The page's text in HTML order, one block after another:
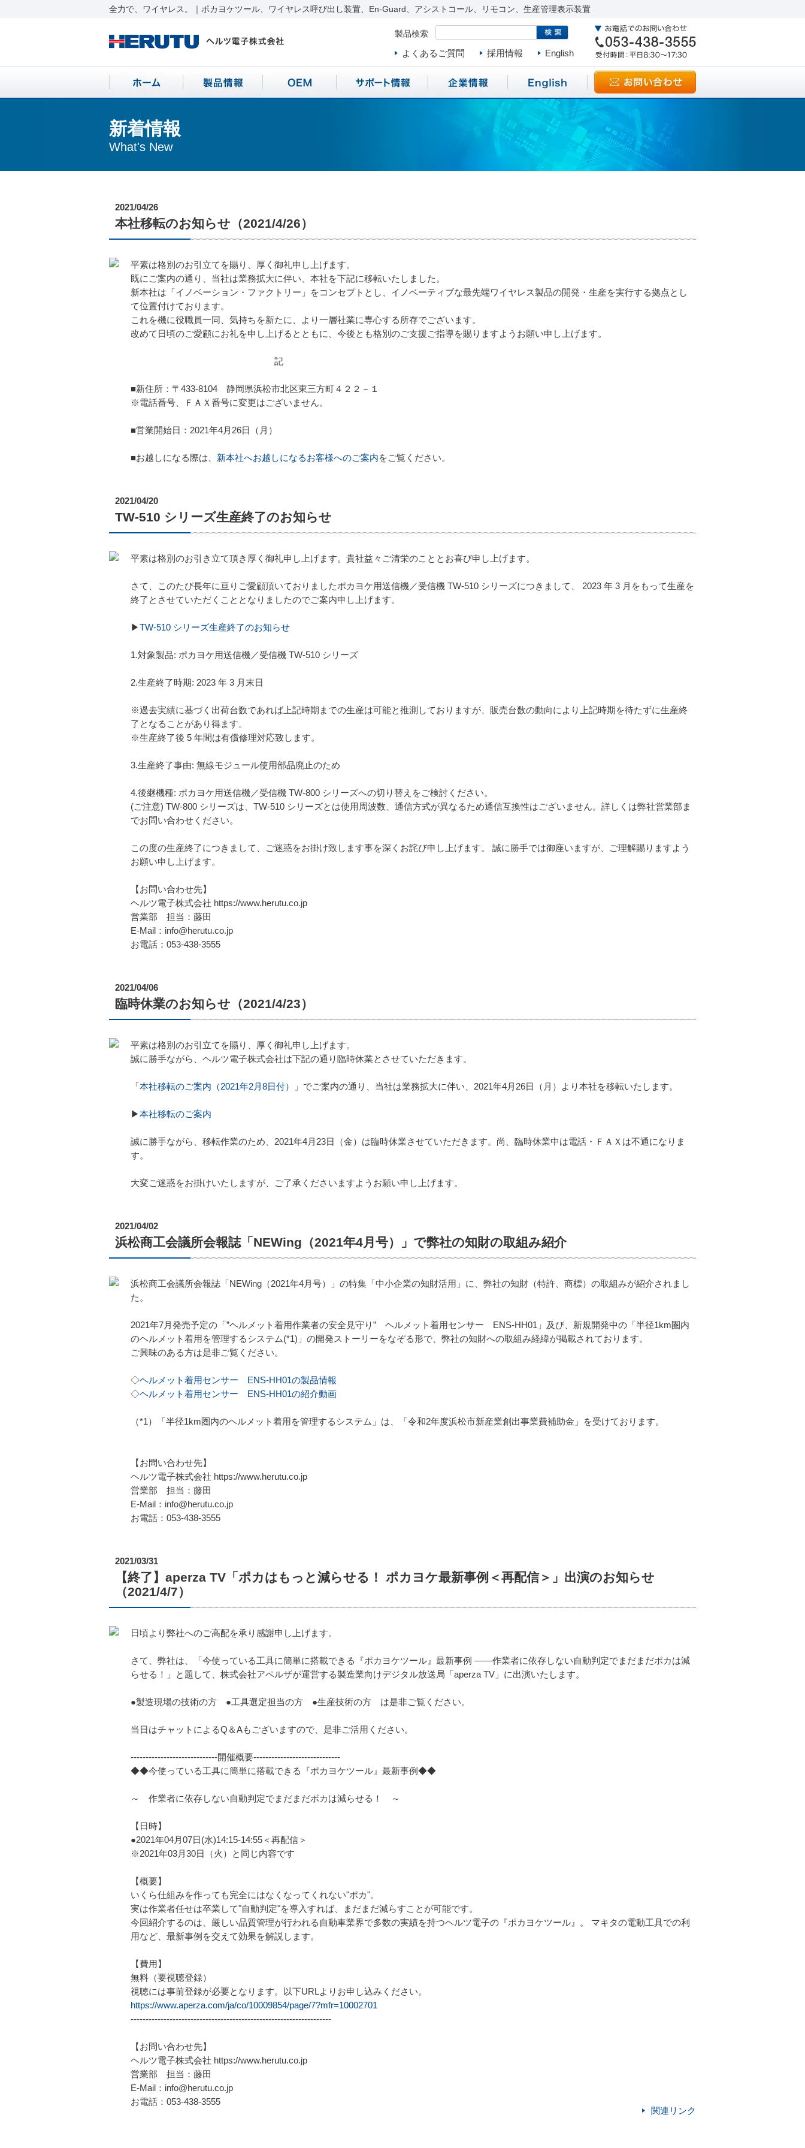
全力で、ワイヤレス。｜ポカヨケツール、ワイヤレス呼び出し装置、En-Guard、アシストコール、リモコン、生産管理表示装置
製品検索
よくあるご質問 採用情報 English
新着情報
What's New
2021/04/26
本社移転のお知らせ（2021/4/26）
平素は格別のお引立てを賜り、厚く御礼申し上げます。
既にご案内の通り、当社は業務拡大に伴い、本社を下記に移転いたしました。
新本社は「イノベーション・ファクトリー」をコンセプトとし、イノベーティブな最先端ワイヤレス製品の開発・生産を実行する拠点とし
て位置付けております。
これを機に役職員一同、気持ちを新たに、より一層社業に専心する所存でございます。
改めて日頃のご愛顧にお礼を申し上げるとともに、今後とも格別のご支援ご指導を賜りますようお願い申し上げます。
記
■新住所：〒433-8104 静岡県浜松市北区東三方町４２２－１
※電話番号、ＦＡＸ番号に変更はございません。
■営業開始日：2021年4月26日（月）
■お越しになる際は、 新本社へお越しになるお客様へのご案内をご覧ください。
2021/04/20
TW-510 シリーズ生産終了のお知らせ
平素は格別のお引き立て頂き厚く御礼申し上げます。貴社益々ご清栄のこととお喜び申し上げます。
さて、このたび長年に亘りご愛顧頂いておりましたポカヨケ用送信機／受信機 TW-510 シリーズにつきまして、 2023 年 3 月をもって生産を
終了とさせていただくこととなりましたのでご案内申し上げます。
▶TW-510 シリーズ生産終了のお知らせ
1.対象製品: ポカヨケ用送信機／受信機 TW-510 シリーズ
2.生産終了時期: 2023 年 3 月末日
※過去実績に基づく出荷台数であれば上記時期までの生産は可能と推測しておりますが、販売台数の動向により上記時期を待たずに生産終
了となることがあり得ます。
※生産終了後 5 年間は有償修理対応致します。
3.生産終了事由: 無線モジュール使用部品廃止のため
4.後継機種: ポカヨケ用送信機／受信機 TW-800 シリーズへの切り替えをご検討ください。
(ご注意) TW-800 シリーズは、TW-510 シリーズとは使用周波数、通信方式が異なるため通信互換性はございません。詳しくは弊社営業部ま
でお問い合わせください。
この度の生産終了につきまして、ご迷惑をお掛け致します事を深くお詫び申し上げます。 誠に勝手では御座いますが、ご理解賜りますよう
お願い申し上げます。
【お問い合わせ先】
ヘルツ電子株式会社 https://www.herutu.co.jp
営業部 担当：藤田
E-Mail：info@herutu.co.jp
お電話：053-438-3555
2021/04/06
臨時休業のお知らせ（2021/4/23）
平素は格別のお引立てを賜り、厚く御礼申し上げます。
誠に勝手ながら、ヘルツ電子株式会社は下記の通り臨時休業とさせていただきます。
「本社移転のご案内（2021年2月8日付） 」でご案内の通り、当社は業務拡大に伴い、2021年4月26日（月）より本社を移転いたします。
▶本社移転のご案内
誠に勝手ながら、移転作業のため、2021年4月23日（金）は臨時休業させていただきます。尚、臨時休業中は電話・ＦＡＸは不通になりま
す。
大変ご迷惑をお掛けいたしますが、ご了承くださいますようお願い申し上げます。
2021/04/02
浜松商工会議所会報誌「NEWing（2021年4月号）」で弊社の知財の取組み紹介
浜松商工会議所会報誌「NEWing（2021年4月号）」の特集「中小企業の知財活用」に、弊社の知財（特許、商標）の取組みが紹介されまし
た。
2021年7月発売予定の「”ヘルメット着用作業者の安全見守り” ヘルメット着用センサー ENS-HH01」及び、新規開発中の「半径1km圏内
のヘルメット着用を管理するシステム(*1)」の開発ストーリーをなぞる形で、弊社の知財への取組み経緯が掲載されております。
ご興味のある方は是非ご覧ください。
◇ヘルメット着用センサー ENS-HH01の製品情報
◇ヘルメット着用センサー ENS-HH01の紹介動画
（*1）「半径1km圏内のヘルメット着用を管理するシステム」は、「令和2年度浜松市新産業創出事業費補助金」を受けております。
【お問い合わせ先】
ヘルツ電子株式会社 https://www.herutu.co.jp
営業部 担当：藤田
E-Mail：info@herutu.co.jp
お電話：053-438-3555
2021/03/31
【終了】aperza TV「ポカはもっと減らせる！ ポカヨケ最新事例＜再配信＞」出演のお知らせ
（2021/4/7）
日頃より弊社へのご高配を承り感謝申し上げます。
さて、弊社は、「今使っている工具に簡単に搭載できる『ポカヨケツール』最新事例 ――作業者に依存しない自動判定でまだまだポカは減
らせる！」と題して、株式会社アペルザが運営する製造業向けデジタル放送局「aperza TV」に出演いたします。
●製造現場の技術の方 ●工具選定担当の方 ●生産技術の方 は是非ご覧ください。
当日はチャットによるQ＆Aもございますので、是非ご活用ください。
-----------------------------開催概要-----------------------------
◆◆今使っている工具に簡単に搭載できる『ポカヨケツール』最新事例◆◆
～ 作業者に依存しない自動判定でまだまだポカは減らせる！ ～
【日時】
●2021年04月07日(水)14:15-14:55＜再配信＞
※2021年03月30日（火）と同じ内容です
【概要】
いくら仕組みを作っても完全にはなくなってくれない"ポカ"。
実は作業者任せは卒業して"自動判定"を導入すれば、まだまだ減らすことが可能です。
今回紹介するのは、厳しい品質管理が行われる自動車業界で多数の実績を持つヘルツ電子の『ポカヨケツール』。 マキタの電動工具での利
用など、最新事例を交えて効果を解説します。
【費用】
無料（要視聴登録）
視聴には事前登録が必要となります。以下URLよりお申し込みください。
https://www.aperza.com/ja/co/10009854/page/7?mfr=10002701
-------------------------------------------------------------------
【お問い合わせ先】
ヘルツ電子株式会社 https://www.herutu.co.jp
営業部 担当：藤田
E-Mail：info@herutu.co.jp
お電話：053-438-3555
関連リンク